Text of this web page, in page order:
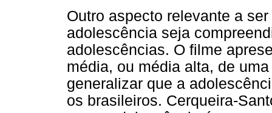
Outro aspecto relevante a
adolescência seja
adolescências. O filme
média, ou média alta, de
generalizar que a
os brasileiros. Cerqueira-